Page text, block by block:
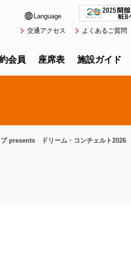
Language
交通アクセス
よくあるご質問
会員 座席表 施設ガイド
ブ presents ドリーム・コンチェルト2026